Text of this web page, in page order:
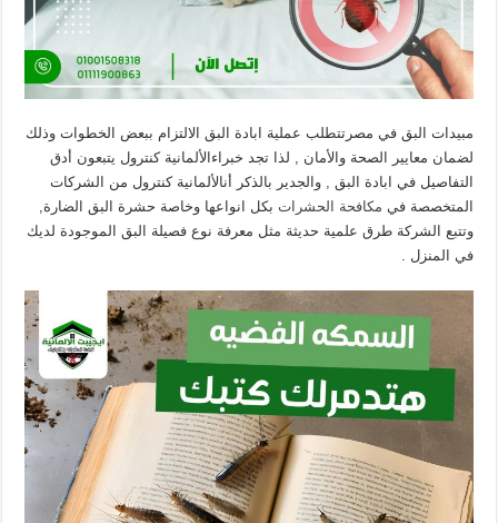
مبيدات البق في مصرتتطلب عملية ابادة البق الالتزام ببعض الخطوات وذلك
لضمان معايير الصحة والأمان , لذا تجد خبراءالألمانية كنترول يتبعون أدق
التفاصيل في ابادة البق , والجدير بالذكر أنالألمانية كنترول من الشركات
المتخصصة في مكافحة الحشرات بكل انواعها وخاصة حشرة البق الضارة,
وتتبع الشركة طرق علمية حديثة مثل معرفة نوع فصيلة البق الموجودة لديك
في المنزل .